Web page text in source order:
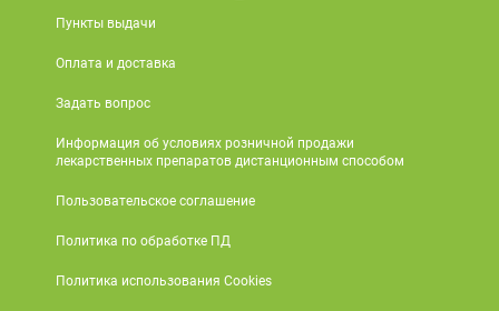
Пункты выдачи
Оплата и доставка
Задать вопрос
Информация об условиях розничной продажи
лекарственных препаратов дистанционным способом
Пользовательское соглашение
Политика по обработке ПД
Политика использования Cookies